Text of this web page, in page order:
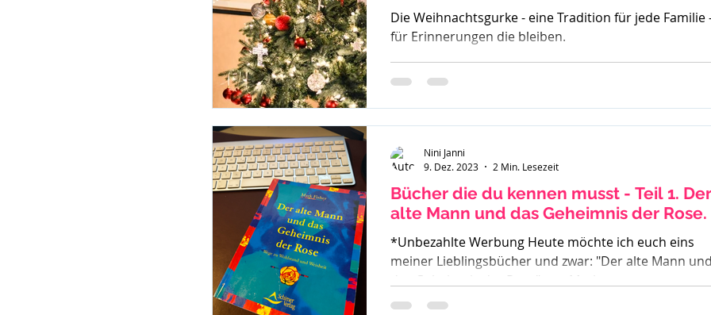
Die Weihnachtsgurke - eine Tradition für jede Familie
für Erinnerungen die bleiben.
Bücher die du kennen musst - Teil 1. Der
alte Mann und das Geheimnis der Rose.
*Unbezahlte Werbung Heute möchte ich euch eins
meiner Lieblingsbücher und zwar: "Der alte Mann und
das Geheimnis der Rose" von Mark...
Nini Janni
9. Dez. 2023
2 Min. Lesezeit